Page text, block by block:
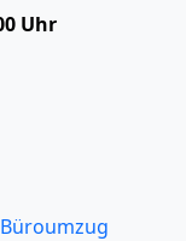
Uhr
Büroumzug